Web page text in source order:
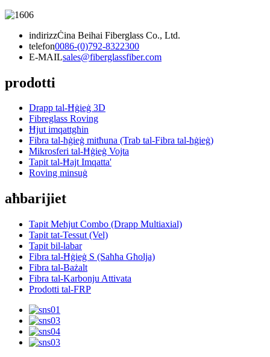
indirizzĊina Beihai Fiberglass Co., Ltd.
telefon0086-(0)792-8322300
E-MAILsales@fiberglassfiber.com
prodotti
Drapp tal-Ħġieġ 3D
Fibreglass Roving
Ħjut imqattgħin
Fibra tal-ħġieġ mitħuna (Trab tal-Fibra tal-ħġieġ)
Mikrosferi tal-Ħġieġ Vojta
Tapit tal-Ħajt Imqatta'
Roving minsuġ
aħbarijiet
Tapit Meħjut Combo (Drapp Multiaxial)
Tapit tat-Tessut (Vel)
Tapit bil-labar
Fibra tal-Ħġieġ S (Saħħa Għolja)
Fibra tal-Bażalt
Fibra tal-Karbonju Attivata
Prodotti tal-FRP